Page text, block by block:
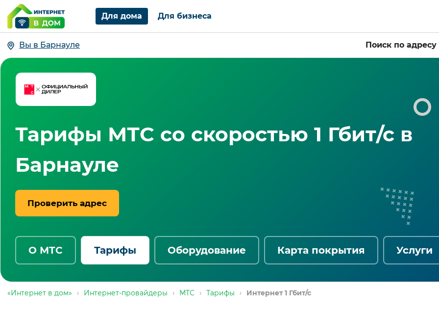
Для дома Для бизнеса
Вы в Барнауле Поиск по адресу
Тарифы МТС со скоростью 1 Гбит/с в
Барнауле
Проверить адрес
О МТС Тарифы Оборудование Карта покрытия Услуги
«Интернет в дом» › Интернет-провайдеры › МТС › Тарифы › Интернет 1 Гбит/с